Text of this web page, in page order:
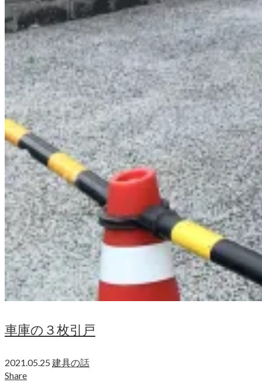
車庫の３枚引戸
2021.05.25 建具の話
Share